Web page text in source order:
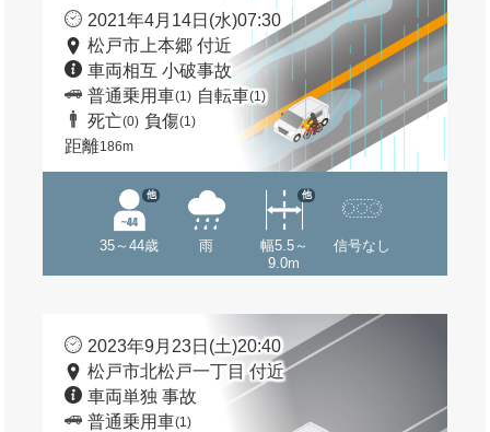
2021年4月14日(水)07:30
松戸市上本郷 付近
車両相互 小破事故
普通乗用車(1) 自転車(1)
死亡(0) 負傷(1)
距離186m
35～44歳
他
雨
幅5.5～
9.0m
他
信号なし
2023年9月23日(土)20:40
松戸市北松戸一丁目 付近
車両単独 事故
普通乗用車(1)